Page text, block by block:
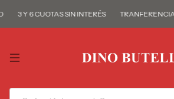
3 Y 6 CUOTAS SIN INTERÉS TRANFERENCIA